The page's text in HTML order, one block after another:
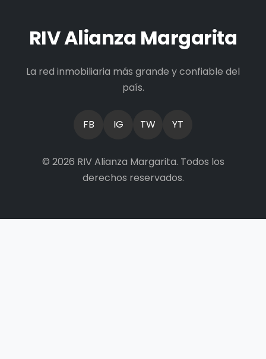
RIV Alianza Margarita
La red inmobiliaria más grande y confiable del
país.
FB IG TW YT
© 2026 RIV Alianza Margarita. Todos los
derechos reservados.